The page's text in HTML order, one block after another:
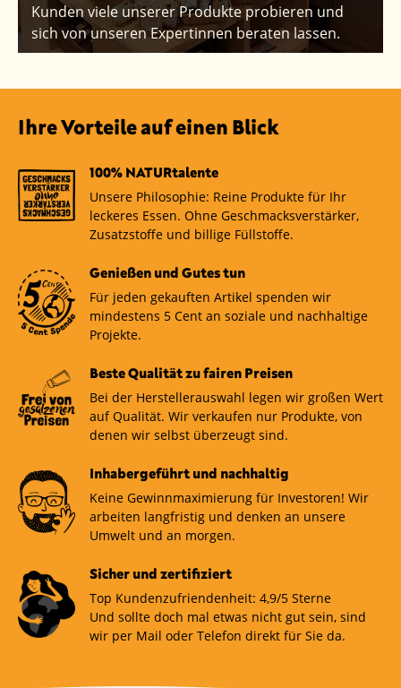
Kunden viele unserer Produkte probieren und
sich von unseren Expertinnen beraten lassen.
Ihre Vorteile auf einen Blick
100% NATURtalente
Unsere Philosophie: Reine Produkte für Ihr
leckeres Essen. Ohne Geschmacksverstärker,
Zusatzstoffe und billige Füllstoffe.
Genießen und Gutes tun
Für jeden gekauften Artikel spenden wir
mindestens 5 Cent an soziale und nachhaltige
Projekte.
Beste Qualität zu fairen Preisen
Bei der Herstellerauswahl legen wir großen Wert
auf Qualität. Wir verkaufen nur Produkte, von
denen wir selbst überzeugt sind.
Inhabergeführt und nachhaltig
Keine Gewinnmaximierung für Investoren! Wir
arbeiten langfristig und denken an unsere
Umwelt und an morgen.
Sicher und zertifiziert
Top Kundenzufriendenheit: 4,9/5 Sterne
Und sollte doch mal etwas nicht gut sein, sind
wir per Mail oder Telefon direkt für Sie da.